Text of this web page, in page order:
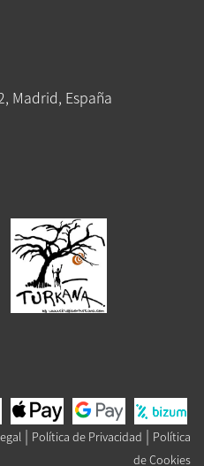
Madrid, España
| Política de Privacidad | Política
de Cookies